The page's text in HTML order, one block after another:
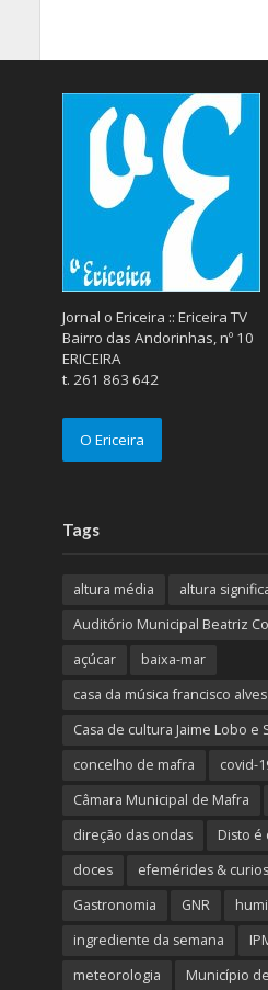
Jornal o Ericeira :: Ericeira TV
Bairro das Andorinhas, nº 10
ERICEIRA
t. 261 863 642
O Ericeira
Tags
altura média altura
Auditório Municipal Beatriz
açúcar
baixa-mar
casa da música francisco
Casa de cultura Jaime Lobo e
concelho de mafra
covid-
Câmara Municipal de Mafra
direção das ondas
Disto é
doces
efemérides &
Gastronomia
GNR
ingrediente da semana
meteorologia
Município